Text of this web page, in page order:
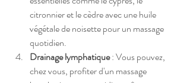
citronnier et le cèdre avec une huile
végétale de noisette pour un massage
quotidien.
Drainage lymphatique : Vous pouvez,
chez vous, profiter d'un massage